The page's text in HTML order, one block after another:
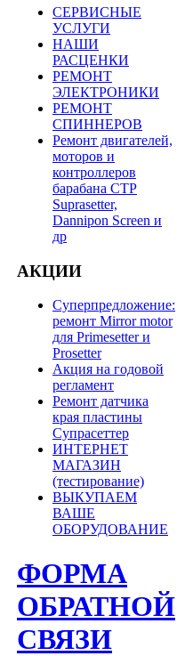
СЕРВИСНЫЕ
УСЛУГИ
НАШИ
РАСЦЕНКИ
РЕМОНТ
ЭЛЕКТРОНИКИ
РЕМОНТ
СПИННЕРОВ
Ремонт двигателей,
моторов и
контроллеров
барабана СТР
Suprasetter,
Dannipon Screen и
др
АКЦИИ
Суперпредложение:
ремонт Mirror motor
для Primesetter и
Prosetter
Акция на годовой
регламент
Ремонт датчика
края пластины
Супрасеттер
ИНТЕРНЕТ
МАГАЗИН
(тестирование)
ВЫКУПАЕМ
ВАШЕ
ОБОРУДОВАНИЕ
ФОРМА
ОБРАТНОЙ
СВЯЗИ